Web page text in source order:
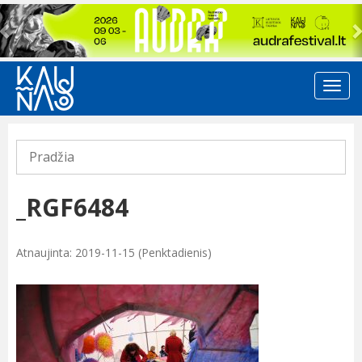
Previous
Pradžia
_RGF6484
Atnaujinta: 2019-11-15 (Penktadienis)